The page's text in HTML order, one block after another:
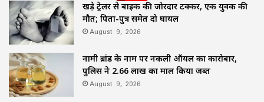
खड़े ट्रेलर से बाइक की जोरदार टक्कर, एक युवक की
मौत; पिता-पुत्र समेत दो घायल
August 9, 2026
नामी ब्रांड के नाम पर नकली ऑयल का कारोबार,
पुलिस ने 2.66 लाख का माल किया जब्त
August 9, 2026